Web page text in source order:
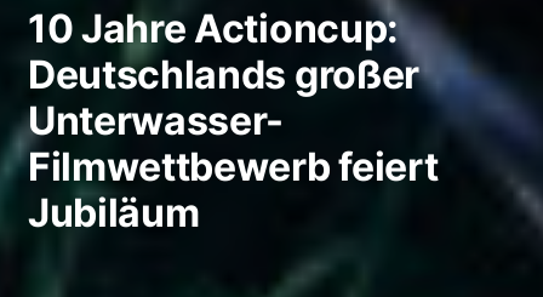
10 Jahre Actioncup:
Deutschlands großer
Unterwasser-
Filmwettbewerb feiert
Jubiläum